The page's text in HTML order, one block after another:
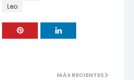
Leo
MÁS RECIENTES